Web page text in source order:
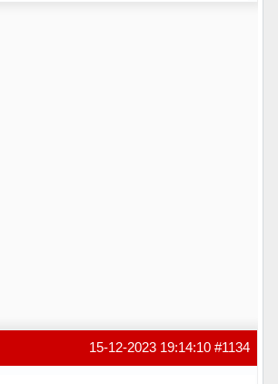
#1134
15-12-2023 19:14:10